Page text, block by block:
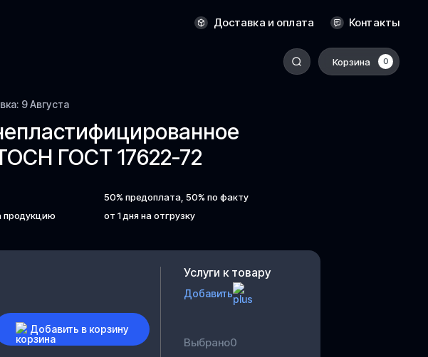
Доставка и оплата Контакты
Корзина 0
Оренбург
Пермь
Ростов-на-Дону
Рязань
Самара
Саратов
Улан-Удэ
Уссурийск
Чита
Якутск
9 Августа
ГОСТ 17622-72
50% предоплата, 50% по факту
продукцию
от 1 дня на отгрузку
Добавить в корзину
Услуги к товару
Добавить
Выбрано0